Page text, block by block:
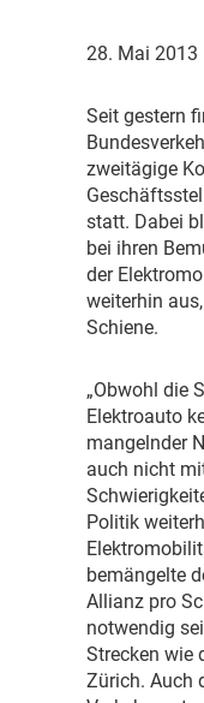
28. Mai 2013
Seit gestern
zweitägige
statt. Dabei
bei ihren
der
weiterhin
Schiene.
„Obwohl die
Elektroauto
mangelnder
auch nicht
Politik
bemängelte
Allianz pro
notwendig
Strecken wie
Zürich. Auch